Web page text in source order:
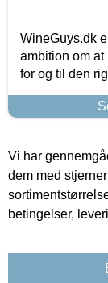
WineGuys.dk
ambition om
for og til den
Vi har
dem med
betingelser,